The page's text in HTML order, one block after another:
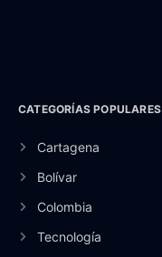
CATEGORÍAS POPULARES
Cartagena
Bolívar
Colombia
Tecnología